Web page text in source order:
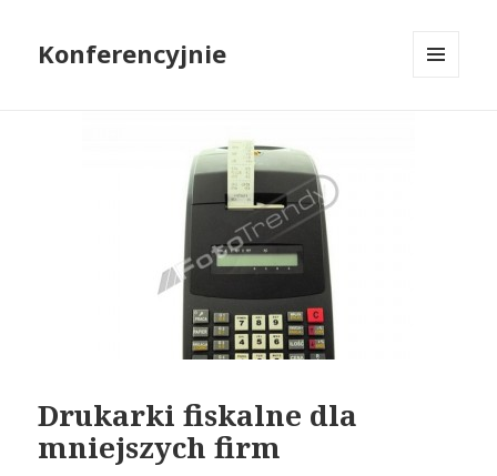
Konferencyjnie
Drukarki fiskalne dla
mniejszych firm